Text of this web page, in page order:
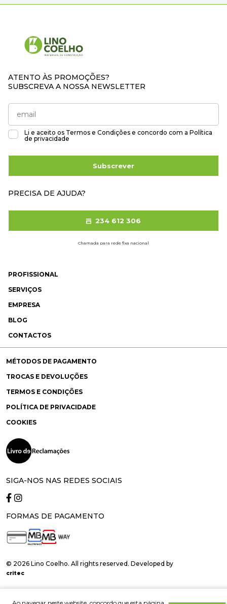
Ao navegar neste website, concordo que esta página
PROFISSIONAL
SERVIÇOS
EMPRESA
BLOG
CONTACTOS
MÉTODOS DE PAGAMENTO
TROCAS E DEVOLUÇÕES
TERMOS E CONDIÇÕES
POLÍTICA DE PRIVACIDADE
COOKIES
SIGA-NOS NAS REDES SOCIAIS
FORMAS DE PAGAMENTO
ATENTO ÀS PROMOÇÕES?
SUBSCREVA A NOSSA NEWSLETTER
Li e aceito os Termos e Condições e concordo com a Política
de privacidade
Subscrever
PRECISA DE AJUDA?
234 612 306
Chamada para rede fixa nacional
© 2026 Lino Coelho. All rights reserved. Developed by
critec